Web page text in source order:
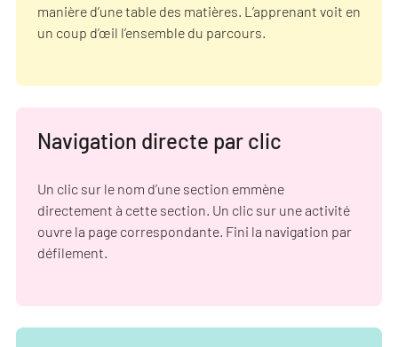
manière d’une table des matières. L’apprenant voit en
un coup d’œil l’ensemble du parcours.
Navigation directe par clic
Un clic sur le nom d’une section emmène
directement à cette section. Un clic sur une activité
ouvre la page correspondante. Fini la navigation par
défilement.